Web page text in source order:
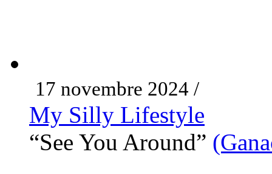
17 novembre 2024 /
My Silly Lifestyle
“See You Around”